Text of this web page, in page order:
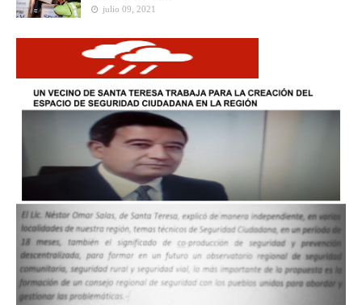
julio 09, 2021